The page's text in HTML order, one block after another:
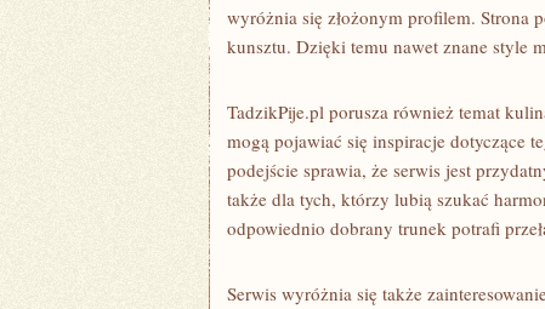
wyróżnia się złożonym profilem. Strona
kunsztu. Dzięki temu nawet znane style
TadzikPije.pl porusza również temat
mogą pojawiać się inspiracje dotyczące
podejście sprawia, że serwis jest
także dla tych, którzy lubią szukać
odpowiednio dobrany trunek potrafi
Serwis wyróżnia się także